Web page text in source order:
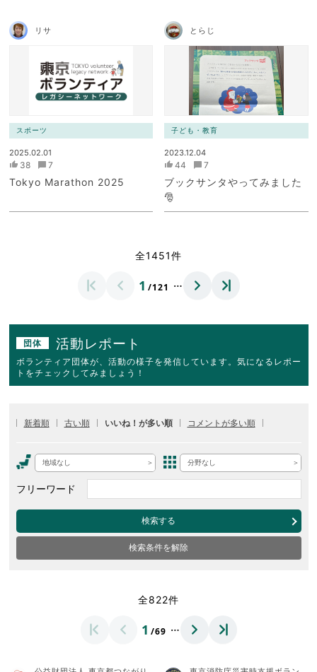
リサ
スポーツ
2025.02.01
38 7
Tokyo Marathon 2025
とらじ
子ども・教育
2023.12.04
44 7
ブックサンタやってみました
🎅
全1451件
1 /121 …
団体 活動レポート
ボランティア団体が、活動の様子を発信しています。気になるレポー
トをチェックしてみましょう！
新着順 古い順 いいね！が多い順 コメントが多い順
地域なし 分野なし
フリーワード
検索する
検索条件を解除
全822件
1 /69 …